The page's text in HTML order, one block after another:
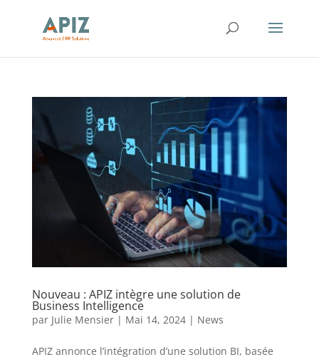
Nouveau : APIZ intègre une solution de
Business Intelligence
par Julie Mensier| Mai 14, 2024| News
APIZ annonce l’intégration d’une solution BI, basée